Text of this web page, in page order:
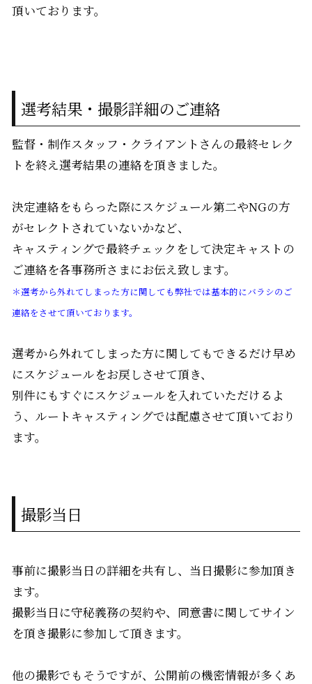
頂いております。
選考結果・撮影詳細のご連絡
監督・制作スタッフ・クライアントさんの最終セレク
トを終え選考結果の連絡を頂きました。
決定連絡をもらった際にスケジュール第二やNGの方
がセレクトされていないかなど、
キャスティングで最終チェックをして決定キャストの
ご連絡を各事務所さまにお伝え致します。
＊選考から外れてしまった方に関しても弊社では基本的にバラシのご
連絡をさせて頂いております。
選考から外れてしまった方に関してもできるだけ早め
にスケジュールをお戻しさせて頂き、
別件にもすぐにスケジュールを入れていただけるよ
う、ルートキャスティングでは配慮させて頂いており
ます。
撮影当日
事前に撮影当日の詳細を共有し、当日撮影に参加頂き
ます。
撮影当日に守秘義務の契約や、同意書に関してサイン
を頂き撮影に参加して頂きます。
他の撮影でもそうですが、公開前の機密情報が多くあ